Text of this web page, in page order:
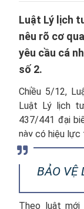
Luật Lý lịch
nêu rõ cơ
yêu cầu cá
số 2.
Chiều 5/12,
Luật Lý lịch
437/441 đại
này có hiệu lực
BẢO VỆ
Theo luật